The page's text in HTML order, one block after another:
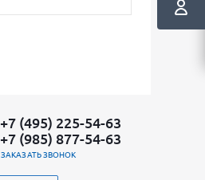
+7 (495) 225-54-63
+7 (985) 877-54-63
ЗАКАЗАТЬ ЗВОНОК